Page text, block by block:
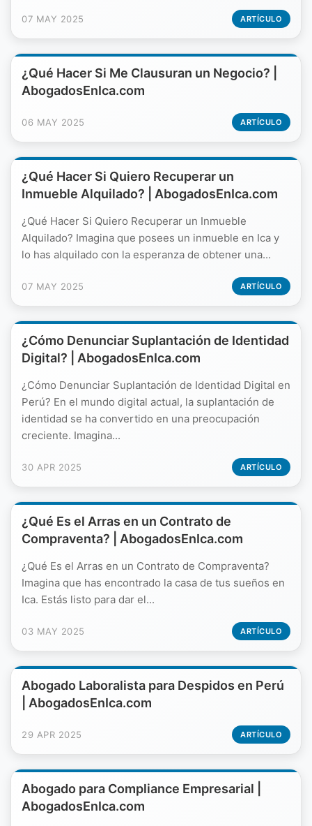
07 MAY 2025 ARTÍCULO
¿Qué Hacer Si Me Clausuran un Negocio? |
AbogadosEnIca.com
06 MAY 2025 ARTÍCULO
¿Qué Hacer Si Quiero Recuperar un
Inmueble Alquilado? | AbogadosEnIca.com
¿Qué Hacer Si Quiero Recuperar un Inmueble
Alquilado? Imagina que posees un inmueble en Ica y
lo has alquilado con la esperanza de obtener una...
07 MAY 2025 ARTÍCULO
¿Cómo Denunciar Suplantación de Identidad
Digital? | AbogadosEnIca.com
¿Cómo Denunciar Suplantación de Identidad Digital en
Perú? En el mundo digital actual, la suplantación de
identidad se ha convertido en una preocupación
creciente. Imagina...
30 APR 2025 ARTÍCULO
¿Qué Es el Arras en un Contrato de
Compraventa? | AbogadosEnIca.com
¿Qué Es el Arras en un Contrato de Compraventa?
Imagina que has encontrado la casa de tus sueños en
Ica. Estás listo para dar el...
03 MAY 2025 ARTÍCULO
Abogado Laboralista para Despidos en Perú
| AbogadosEnIca.com
29 APR 2025 ARTÍCULO
Abogado para Compliance Empresarial |
AbogadosEnIca.com